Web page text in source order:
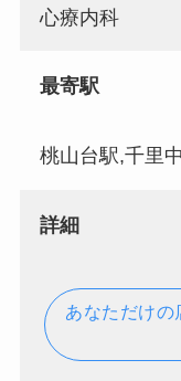
心療内科
最寄駅
桃山台駅,千里
詳細
あなただけの